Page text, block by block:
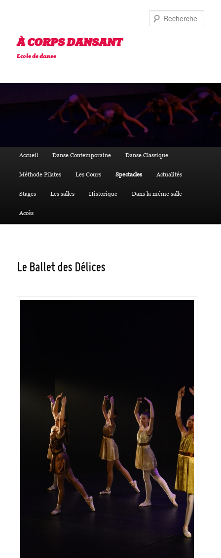
principal
À CORPS DANSANT
Ecole de danse
Accueil Danse Contemporaine
Danse Classique
Méthode Pilates
Les Cours Spectacles
Actualités
Stages
Les salles Historique
Dans la même salle
Accès
Le Ballet des Délices